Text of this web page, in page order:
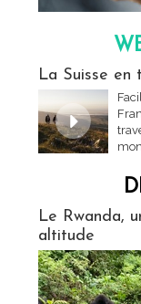
La Suisse en
Le Rwanda,
altitude